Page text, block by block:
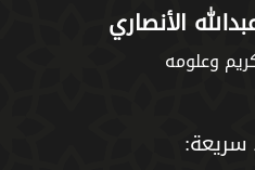
الأنصاري
وعلومه
سريعة: